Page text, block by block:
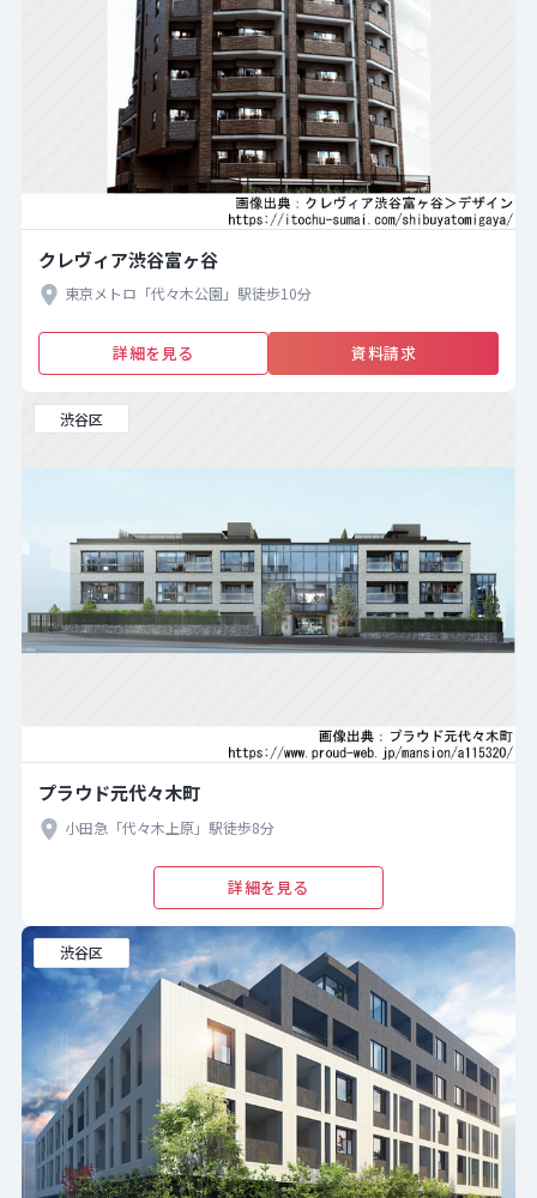
クレヴィア渋谷富ヶ谷
東京メトロ「代々木公園」駅徒歩10分
詳細を見る 資料請求
渋谷区
プラウド元代々木町
小田急「代々木上原」駅徒歩8分
詳細を見る
渋谷区